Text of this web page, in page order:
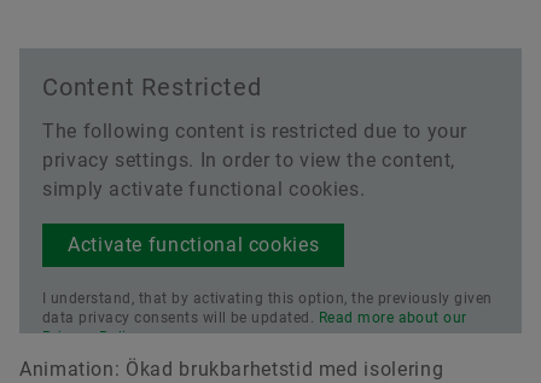
Content Restricted
The following content is restricted due to your
privacy settings. In order to view the content,
simply activate functional cookies.
Activate functional cookies
I understand, that by activating this option, the previously given
data privacy consents will be updated. Read more about our
Privacy Policy.
Animation: Ökad brukbarhetstid med isolering